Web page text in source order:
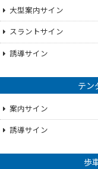
大型案内サイン
スラントサイン
誘導サイン
テン
案内サイン
誘導サイン
歩